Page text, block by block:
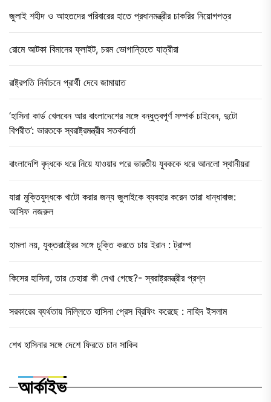
জুলাই শহীদ ও আহতদের পরিবারের হাতে প্রধানমন্ত্রীর চাকরির নিয়োগপত্র
রোমে আটকা বিমানের ফ্লাইট, চরম ভোগান্তিতে যাত্রীরা
রাষ্ট্রপতি নির্বাচনে প্রার্থী দেবে জামায়াত
‘হাসিনা কার্ড খেলবেন আর বাংলাদেশের সঙ্গে বন্ধুত্বপূর্ণ সম্পর্ক চাইবেন, দুটো
বিপরীত’: ভারতকে স্বরাষ্ট্রমন্ত্রীর সতর্কবার্তা
বাংলাদেশি বৃদ্ধকে ধরে নিয়ে যাওয়ার পরে ভারতীয় যুবককে ধরে আনলো স্থানীয়রা
যারা মুক্তিযুদ্ধকে খাটো করার জন্য জুলাইকে ব্যবহার করেন তারা ধান্ধাবাজ:
আসিফ নজরুল
হামলা নয়, যুক্তরাষ্ট্রের সঙ্গে চুক্তি করতে চায় ইরান : ট্রাম্প
কিসের হাসিনা, তার চেহারা কী দেখা গেছে?- স্বরাষ্ট্রমন্ত্রীর প্রশ্ন
সরকারের ব্যর্থতায় দিল্লিতে হাসিনা প্রেস ব্রিফিং করেছে : নাহিদ ইসলাম
শেখ হাসিনার সঙ্গে দেশে ফিরতে চান সাকিব
আর্কাইভ